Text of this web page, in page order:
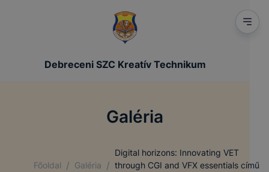
Debreceni SZC Kreatív Technikum
Galéria
Főoldal / Galéria /
Digital horizons: Innovating VET
through CGI and VFX essentials című